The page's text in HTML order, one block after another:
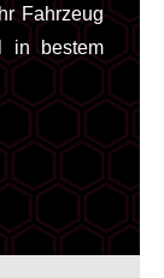
Fahrzeug
in bestem